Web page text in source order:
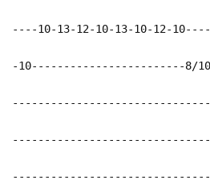
----10-13-12-10-13-10-12-
-10------------------------8/